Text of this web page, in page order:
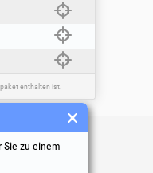
enthalten ist.
Sie zu einem